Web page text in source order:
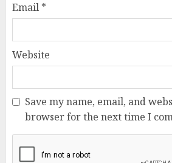
Email *
Website
Save my name, email, and
browser for the next time I